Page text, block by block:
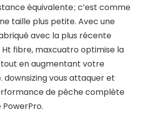
équivalente ; c’est comme
taille plus petite. Avec une
avec la plus récente
fibre, maxcuatro optimise la
en augmentant votre
vous attaquer et
de pêche complète